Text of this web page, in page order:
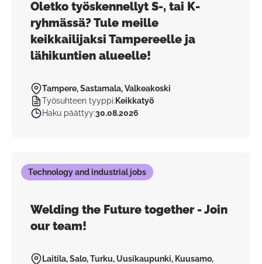
Oletko työskennellyt S-, tai K-
ryhmässä? Tule meille
keikkailijaksi Tampereelle ja
lähikuntien alueelle!
Tampere, Sastamala, Valkeakoski
Työsuhteen tyyppi: Keikkatyö
Haku päättyy:30.08.2026
Technology and industrial jobs
Welding the Future together - Join
our team!
Laitila, Salo, Turku, Uusikaupunki, Kuusamo,